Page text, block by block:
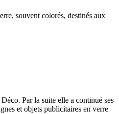
souvent colorés, destinés aux
Par la suite elle a continué ses
et objets publicitaires en verre